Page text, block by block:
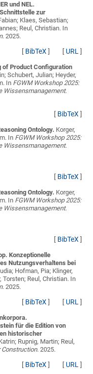
und NEL.
zur
Klaes, Sebastian;
Reul, Christian. In
. 2025.
[ BibTeX ] [ URL ]
of Product Configuration
Schubert, Julian; Heyder,
. In FGWM Workshop 2025:
Wissensmanagement.
[ BibTeX ]
Ontology. Korger,
. In FGWM Workshop 2025:
Wissensmanagement.
[ BibTeX ]
Ontology. Korger,
. In FGWM Workshop 2025:
Wissensmanagement.
[ BibTeX ]
Konzeptionelle
Nutzungsverhaltens bei
Hofman, Pia; Klinger,
Torsten; Reul, Christian. In
. 2025.
[ BibTeX ] [ URL ]
für die Edition von
historischer
Rupnig, Martin; Reul,
Construction. 2025.
[ BibTeX ] [ URL ]